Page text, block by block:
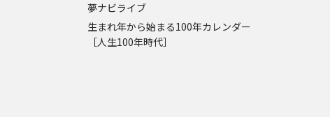
夢ナビライブ
生まれ年から始まる100年カレンダー
［人生100年時代］